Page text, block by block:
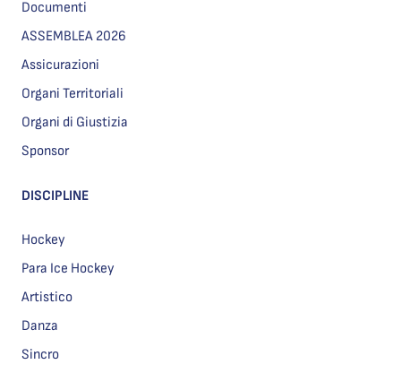
Documenti
ASSEMBLEA 2026
Assicurazioni
Organi Territoriali
Organi di Giustizia
Sponsor
DISCIPLINE
Hockey
Para Ice Hockey
Artistico
Danza
Sincro